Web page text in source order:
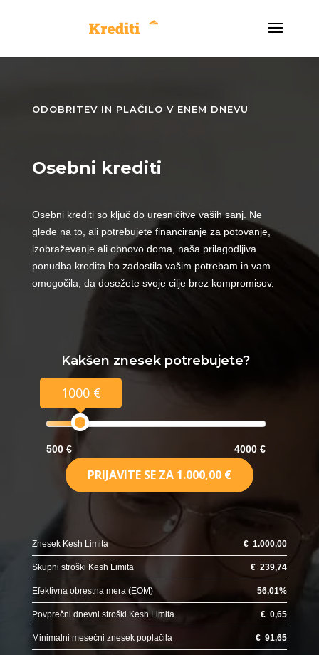
ODOBRITEV IN PLAČILO V ENEM DNEVU
Osebni krediti
Osebni krediti so ključ do uresničitve vaših sanj. Ne
glede na to, ali potrebujete financiranje za potovanje,
izobraževanje ali obnovo doma, naša prilagodljiva
ponudba kredita bo zadostila vašim potrebam in vam
omogočila, da dosežete svoje cilje brez kompromisov.
Kakšen znesek potrebujete?
1000 €
500 € 4000 €
PRIJAVITE SE ZA 1.000,00 €
Znesek Kesh Limita €1.000,00
Skupni stroški Kesh Limita €239,74
Efektivna obrestna mera (EOM) 56,01%
Povprečni dnevni stroški Kesh Limita €0,65
Minimalni mesečni znesek poplačila €91,65